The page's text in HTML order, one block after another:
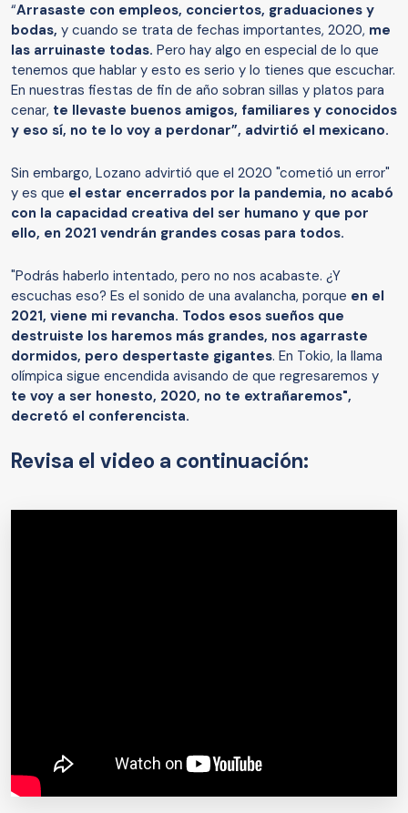
“Arrasaste con empleos, conciertos, graduaciones y
bodas, y cuando se trata de fechas importantes, 2020, me
las arruinaste todas. Pero hay algo en especial de lo que
tenemos que hablar y esto es serio y lo tienes que escuchar.
En nuestras fiestas de fin de año sobran sillas y platos para
cenar, te llevaste buenos amigos, familiares y conocidos
y eso sí, no te lo voy a perdonar”, advirtió el mexicano.
Sin embargo, Lozano advirtió que el 2020 "cometió un error"
y es que el estar encerrados por la pandemia, no acabó
con la capacidad creativa del ser humano y que por
ello, en 2021 vendrán grandes cosas para todos.
"Podrás haberlo intentado, pero no nos acabaste. ¿Y
escuchas eso? Es el sonido de una avalancha, porque en el
2021, viene mi revancha. Todos esos sueños que
destruiste los haremos más grandes, nos agarraste
dormidos, pero despertaste gigantes. En Tokio, la llama
olímpica sigue encendida avisando de que regresaremos y
te voy a ser honesto, 2020, no te extrañaremos",
decretó el conferencista.
Revisa el video a continuación: